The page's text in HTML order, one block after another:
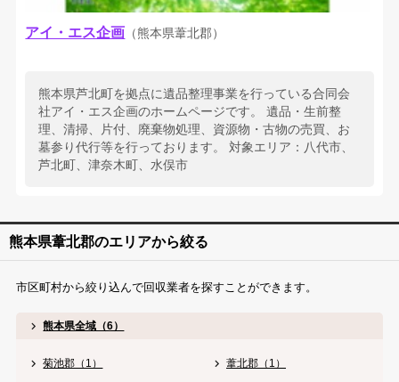
アイ・エス企画 （熊本県葦北郡）
熊本県芦北町を拠点に遺品整理事業を行っている合同会
社アイ・エス企画のホームページです。 遺品・生前整
理、清掃、片付、廃棄物処理、資源物・古物の売買、お
墓参り代行等を行っております。 対象エリア：八代市、
芦北町、津奈木町、水俣市
熊本県葦北郡のエリアから絞る
市区町村から絞り込んで回収業者を探すことができます。
熊本県全域（6）
菊池郡（1） 葦北郡（1）